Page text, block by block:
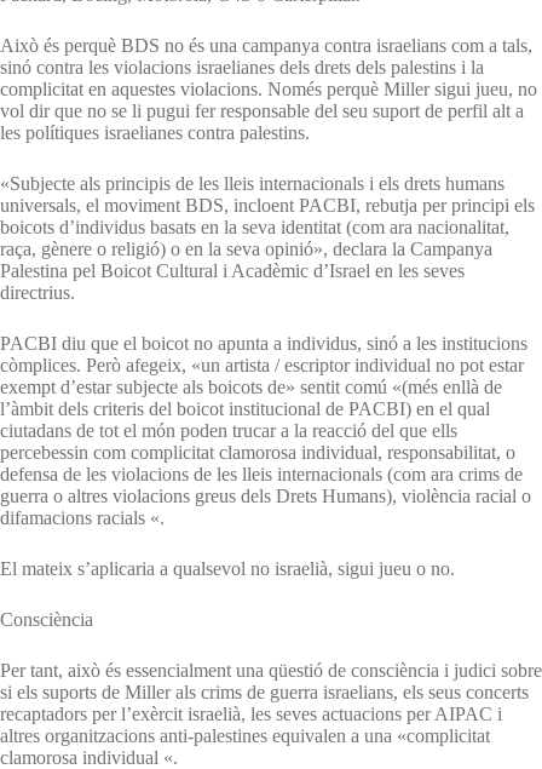
Això és perquè BDS no és una campanya contra israelians com a tals,
sinó contra les violacions israelianes dels drets dels palestins i la
complicitat en aquestes violacions. Només perquè Miller sigui jueu, no
vol dir que no se li pugui fer responsable del seu suport de perfil alt a
les polítiques israelianes contra palestins.
«Subjecte als principis de les lleis internacionals i els drets humans
universals, el moviment BDS, incloent PACBI, rebutja per principi els
boicots d’individus basats en la seva identitat (com ara nacionalitat,
raça, gènere o religió) o en la seva opinió», declara la Campanya
Palestina pel Boicot Cultural i Acadèmic d’Israel en les seves
directrius.
PACBI diu que el boicot no apunta a individus, sinó a les institucions
còmplices. Però afegeix, «un artista / escriptor individual no pot estar
exempt d’estar subjecte als boicots de» sentit comú «(més enllà de
l’àmbit dels criteris del boicot institucional de PACBI) en el qual
ciutadans de tot el món poden trucar a la reacció del que ells
percebessin com complicitat clamorosa individual, responsabilitat, o
defensa de les violacions de les lleis internacionals (com ara crims de
guerra o altres violacions greus dels Drets Humans), violència racial o
difamacions racials «.
El mateix s’aplicaria a qualsevol no israelià, sigui jueu o no.
Consciència
Per tant, això és essencialment una qüestió de consciència i judici sobre
si els suports de Miller als crims de guerra israelians, els seus concerts
recaptadors per l’exèrcit israelià, les seves actuacions per AIPAC i
altres organitzacions anti-palestines equivalen a una «complicitat
clamorosa individual «.